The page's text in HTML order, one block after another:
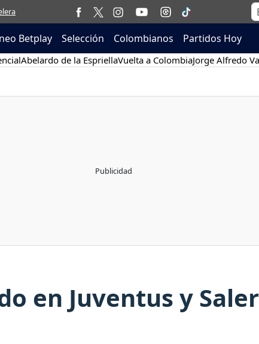
Betplay Selección Colombianos Partidos Hoy
Abelardo de la EspriellaVuelta a ColombiaJorge Alfredo
en Juventus y